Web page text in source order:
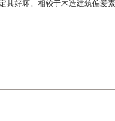
其好坏。相较于木造建筑偏爱